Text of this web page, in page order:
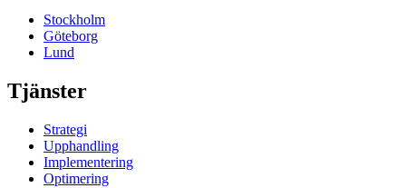
Stockholm
Göteborg
Lund
Tjänster
Strategi
Upphandling
Implementering
Optimering